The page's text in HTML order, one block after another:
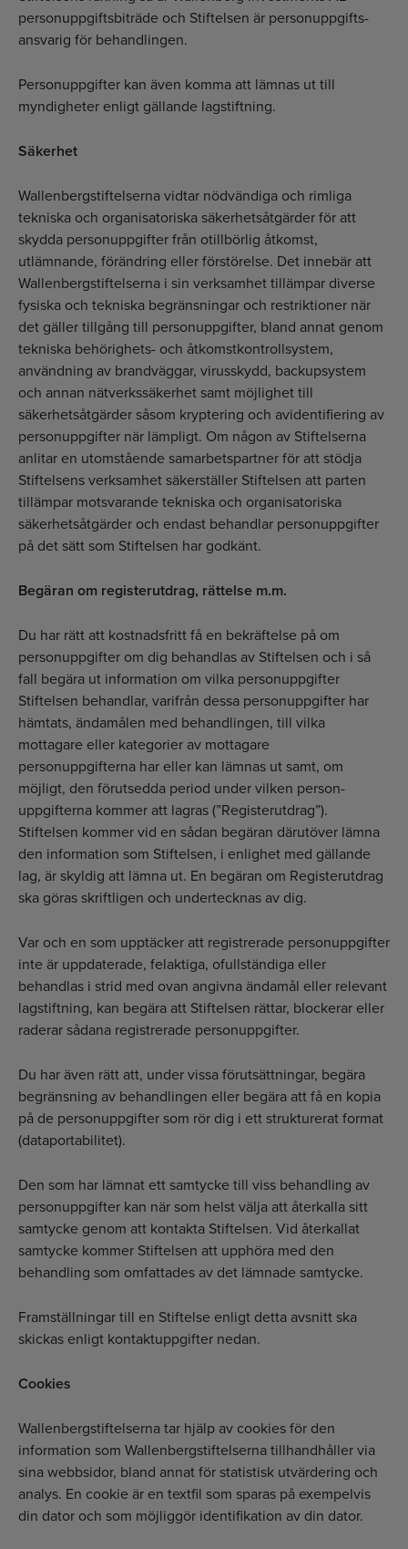
personuppgiftsbiträde och Stiftelsen är personuppgifts­
ansvarig för behandlingen.
Personuppgifter kan även komma att lämnas ut till
myndigheter enligt gällande lagstiftning.
Säkerhet
Wallenbergstiftelserna vidtar nödvändiga och rimliga
tekniska och organisatoriska säkerhets­åtgärder för att
skydda personuppgifter från otillbörlig åtkomst,
utlämnande, förändring eller förstörelse. Det innebär att
Wallenbergstiftelserna i sin verksamhet tillämpar diverse
fysiska och tekniska begränsningar och restriktioner när
det gäller tillgång till personuppgifter, bland annat genom
tekniska behörighets- och åtkomst­kontrollsystem,
användning av brandväggar, virusskydd, backupsystem
och annan nätverkssäkerhet samt möjlighet till
säkerhetsåtgärder såsom kryptering och avidentifiering av
person­uppgifter när lämpligt. Om någon av Stiftelserna
anlitar en utomstående samarbetspartner för att stödja
Stiftelsens verksamhet säkerställer Stiftelsen att parten
tillämpar motsvarande tekniska och organisatoriska
säkerhetsåtgärder och endast behandlar personuppgifter
på det sätt som Stiftelsen har godkänt.
Begäran om registerutdrag, rättelse m.m.
Du har rätt att kostnadsfritt få en bekräftelse på om
personuppgifter om dig behandlas av Stiftelsen och i så
fall begära ut information om vilka personuppgifter
Stiftelsen behandlar, varifrån dessa personuppgifter har
hämtats, ändamålen med behandlingen, till vilka
mottagare eller kategorier av mottagare
personuppgifterna har eller kan lämnas ut samt, om
möjligt, den förutsedda period under vilken person­
uppgifterna kommer att lagras (”Registerutdrag”).
Stiftelsen kommer vid en sådan begäran därutöver lämna
den information som Stiftelsen, i enlighet med gällande
lag, är skyldig att lämna ut. En begäran om Registerutdrag
ska göras skriftligen och undertecknas av dig.
Var och en som upptäcker att registrerade personuppgifter
inte är uppdaterade, felaktiga, ofullständiga eller
behandlas i strid med ovan angivna ändamål eller relevant
lagstiftning, kan begära att Stiftelsen rättar, blockerar eller
raderar sådana registrerade personuppgifter.
Du har även rätt att, under vissa förutsättningar, begära
begränsning av behandlingen eller begära att få en kopia
på de personuppgifter som rör dig i ett strukturerat format
(dataportabilitet).
Den som har lämnat ett samtycke till viss behandling av
personuppgifter kan när som helst välja att återkalla sitt
samtycke genom att kontakta Stiftelsen. Vid återkallat
samtycke kommer Stiftelsen att upphöra med den
behandling som omfattades av det lämnade samtycke.
Framställningar till en Stiftelse enligt detta avsnitt ska
skickas enligt kontaktuppgifter nedan.
Cookies
Wallenbergstiftelserna tar hjälp av cookies för den
information som Wallenberg­stiftelserna tillhandhåller via
sina webbsidor, bland annat för statistisk utvärdering och
analys. En cookie är en textfil som sparas på exempelvis
din dator och som möjliggör identifikation av din dator.